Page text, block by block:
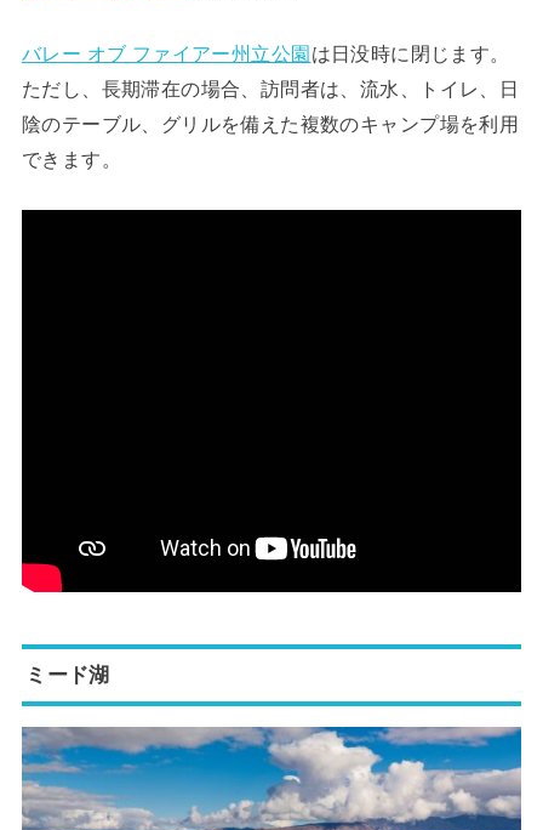
バレー オブ ファイアー州立公園 は日没時に閉じます。
ただし、長期滞在の場合、訪問者は、流水、トイレ、日
陰のテーブル、グリルを備えた複数のキャンプ場を利用
できます。
ミード湖